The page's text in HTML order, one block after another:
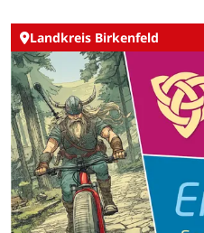
Landkreis Birkenfeld